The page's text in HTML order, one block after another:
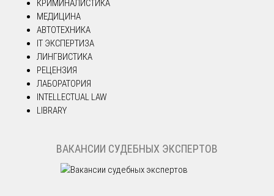
КРИМИНАЛИСТИКА
МЕДИЦИНА
АВТОТЕХНИКА
IT ЭКСПЕРТИЗА
ЛИНГВИСТИКА
РЕЦЕНЗИЯ
ЛАБОРАТОРИЯ
INTELLECTUAL LAW
LIBRARY
ВАКАНСИИ СУДЕБНЫХ ЭКСПЕРТОВ